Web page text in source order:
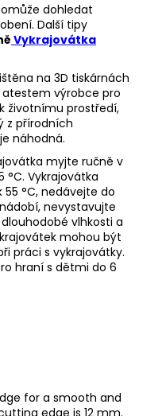
dohledat
Další tipy
Vykrajovátka
na 3D tiskárnách
atestem výrobce pro
životnímu prostředí,
z přírodních
je náhodná.
myjte ručně v
°C. Vykrajovátka
55 °C, nedávejte do
nevystavujte
vlhkosti a
mohou být
práci s vykrajovátky.
hraní s dětmi do 6
for a smooth and
edge is 12 mm.